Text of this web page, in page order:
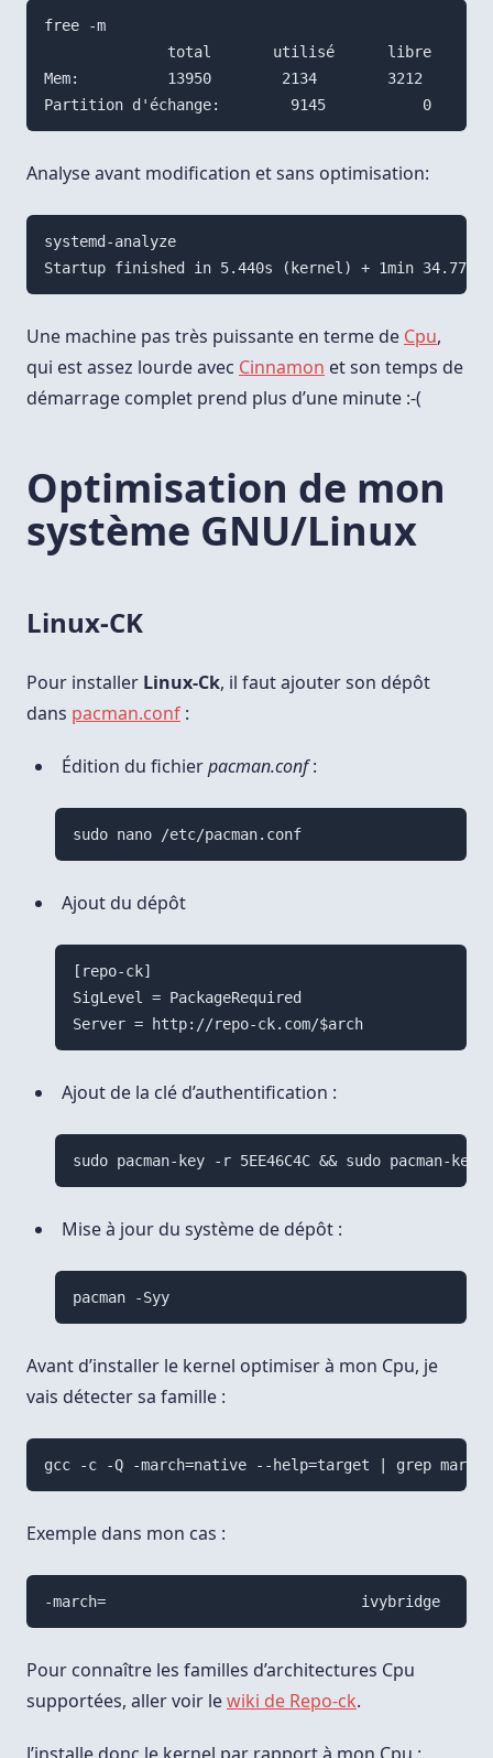
free -m
total       utilisé      libre
Mem:          13950        2134        3212
Analyse avant modification et sans optimisation:
systemd-analyze
Une machine pas très puissante en terme de Cpu,
qui est assez lourde avec Cinnamon et son temps de
démarrage complet prend plus d’une minute :-(
Optimisation de mon
système GNU/Linux
Linux-CK
Pour installer Linux-Ck, il faut ajouter son dépôt
dans pacman.conf :
Édition du fichierpacman.conf:
sudo nano /etc/pacman.conf
Ajout du dépôt
[repo-ck]
SigLevel = PackageRequired
Server = http://repo-ck.com/$arch
Ajout de la clé d’authentification :
Mise à jour du système de dépôt :
pacman -Syy
Avant d’installer le kernel optimiser à mon Cpu, je
vais détecter sa famille :
Exemple dans mon cas :
-march=                     		ivybridge
Pour connaître les familles d’architectures Cpu
supportées, aller voir lewiki de Repo-ck.